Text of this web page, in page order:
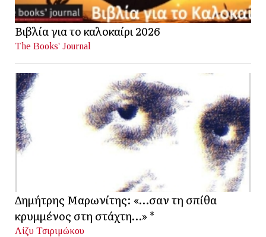
Βιβλία για το καλοκαίρι 2026
The Books' Journal
Δημήτρης Μαρωνίτης: «…σαν τη σπίθα
κρυμμένος στη στάχτη…» *
Λίζυ Τσιριμώκου